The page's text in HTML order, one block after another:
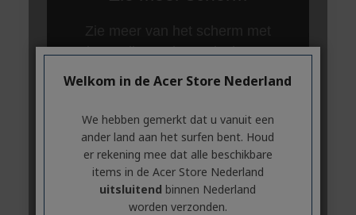
Welkom in de Acer Store Nederland
We hebben gemerkt dat u vanuit een
ander land aan het surfen bent. Houd
er rekening mee dat alle beschikbare
items in de Acer Store Nederland
uitsluitend binnen Nederland
worden verzonden.